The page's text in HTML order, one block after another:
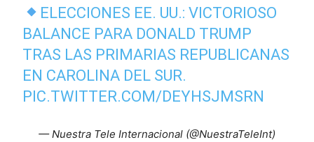
ELECCIONES EE. UU.: VICTORIOSO
BALANCE PARA DONALD TRUMP
TRAS LAS PRIMARIAS REPUBLICANAS
EN CAROLINA DEL SUR.
PIC.TWITTER.COM/DEYHSJMSRN
— Nuestra Tele Internacional (@NuestraTeleInt)